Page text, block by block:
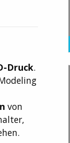
Druck.
von